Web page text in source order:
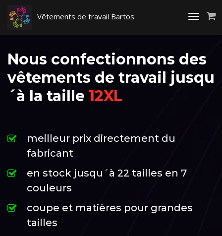
Toggle
Vêtements de travail Bartos
Nous confectionnons des
vêtements de travail jusqu
´à la taille 12XL
meilleur prix directement du
fabricant
en stock jusqu´à 22 tailles en 7
couleurs
coupe et matières pour grandes
tailles